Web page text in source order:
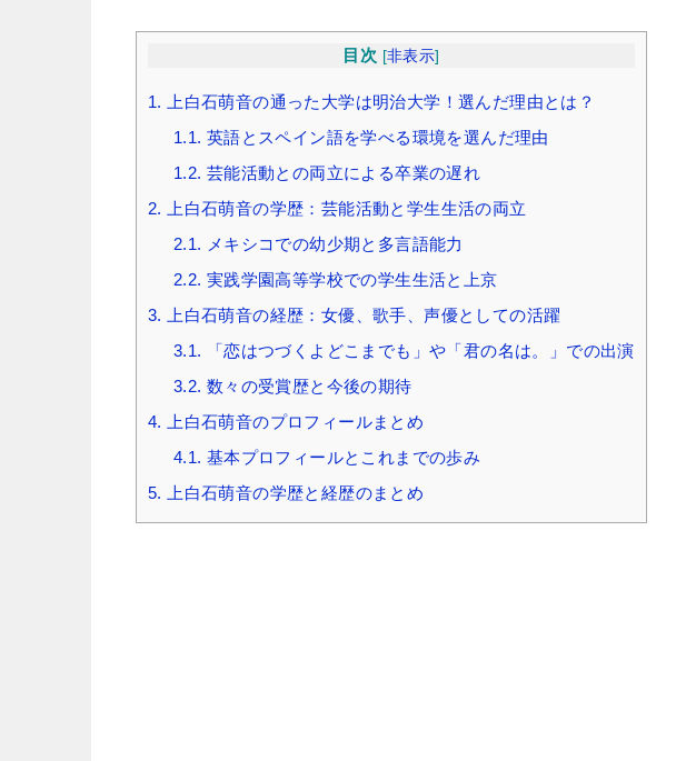
目次 [非表示]
1.
上白石萌音の通った大学は明治大学！選んだ理由とは？
1.1. 英語とスペイン語を学べる環境を選んだ理由
1.2. 芸能活動との両立による卒業の遅れ
2.
上白石萌音の学歴：芸能活動と学生生活の両立
2.1. メキシコでの幼少期と多言語能力
2.2. 実践学園高等学校での学生生活と上京
3.
上白石萌音の経歴：女優、歌手、声優としての活躍
3.1. 「恋はつづくよどこまでも」や「君の名は。」での出演
3.2. 数々の受賞歴と今後の期待
4.
上白石萌音のプロフィールまとめ
4.1. 基本プロフィールとこれまでの歩み
5.
上白石萌音の学歴と経歴のまとめ